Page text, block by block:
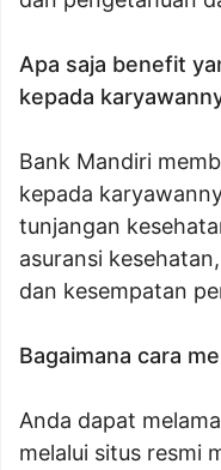
Apa saja benefit
kepada
Bank Mandiri
kepada
tunjangan
asuransi
dan kesempatan
Bagaimana cara
Anda dapat
melalui situs resmi